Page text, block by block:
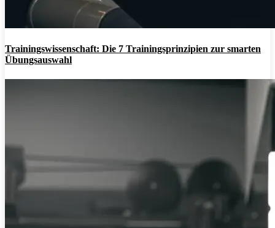
Trainingswissenschaft: Die 7 Trainingsprinzipien zur smarten
Übungsauswahl